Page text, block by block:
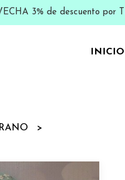
3% de descuento por
INICIO